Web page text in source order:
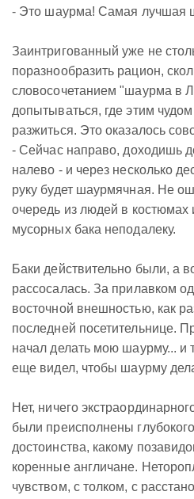
- Это шаурма! Самая лучшая
Заинтригованный уже не
поразнообразить рацион,
словосочетанием "шаурма в
допытываться, где этим
разжиться. Это оказалось
- Сейчас направо, доходишь
налево - и через несколько
руку будет шаурмячная. Не
очередь из людей в костюмах
мусорных бака неподалеку.
Баки действительно были, а
рассосалась. За прилавком
восточной внешностью, как
последней посетительнице.
начал делать мою шаурму... и
еще видел, чтобы шаурму
Нет, ничего
были преисполнены
достоинства, какому
коренные англичане.
чувством, с толком, с